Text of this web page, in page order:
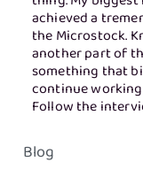
achieved a
the Microstock.
another part of
something that
continue
Follow the
Blog